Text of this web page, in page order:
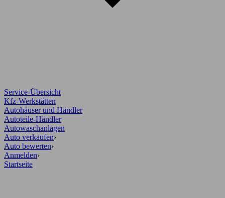
Service-Übersicht
Kfz-Werkstätten
Autohäuser und Händler
Autoteile-Händler
Autowaschanlagen
Auto verkaufen›
Auto bewerten›
Anmelden›
Startseite